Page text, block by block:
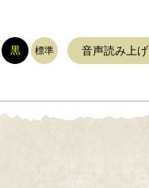
黒 標準 音声読み上げ